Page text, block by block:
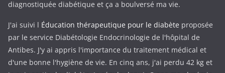
diagnostiquée diabétique et ça a boulversé ma vie.
J'ai suivi l Éducation thérapeutique pour le diabète proposée
par le service Diabétologie Endocrinologie de l'hôpital de
Antibes. J'y ai appris l'importance du traitement médical et
d'une bonne l'hygiène de vie. En cinq ans, j'ai perdu 42 kg et